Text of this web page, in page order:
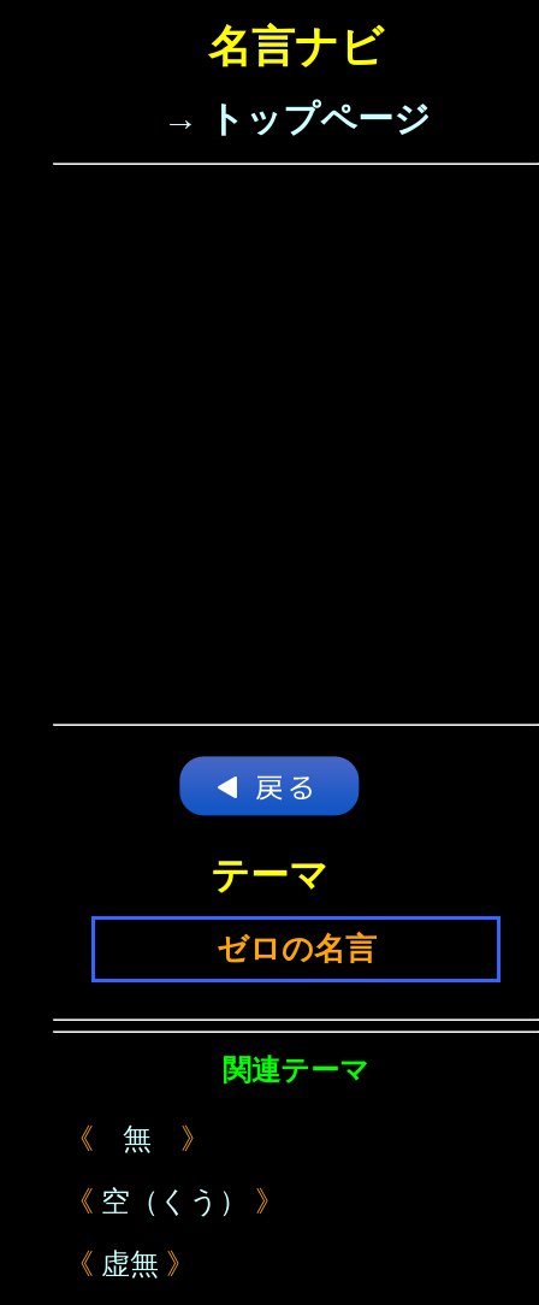
名言ナビ
→ トップページ
テーマ
ゼロの名言
関連テーマ
《 無 》
《 空（くう）
》
《 虚無 》